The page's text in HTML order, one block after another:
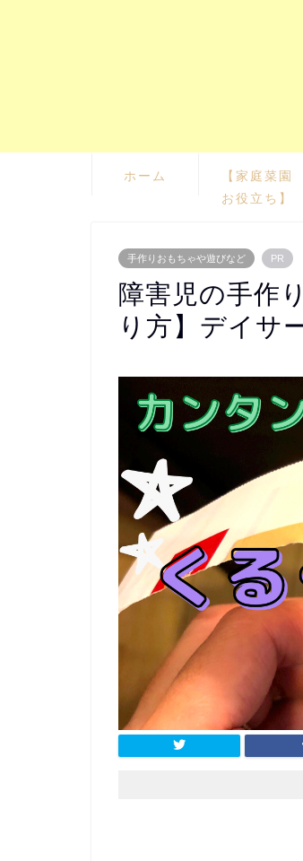
ホーム
【家庭菜園
お役立ち】
手作りおもちゃや遊びなど PR
障害児の手作
り方】デイサ